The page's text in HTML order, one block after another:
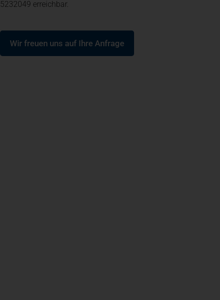
Spenden+ Helfen
5232049 erreichbar.
Wir freuen uns auf Ihre Anfrage
(öffnet in einem neuen Tab)